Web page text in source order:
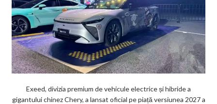
Exeed, divizia premium de vehicule electrice și hibride a
gigantului chinez Chery, a lansat oficial pe piață versiunea 2027 a